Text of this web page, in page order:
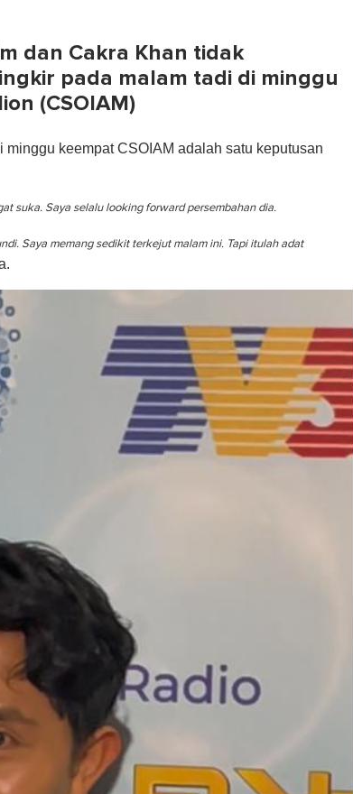
dan Cakra Khan tidak
pada malam tadi di minggu
(CSOIAM)
keempat CSOIAM adalah satu keputusan
suka. Saya selalu looking forward persembahan dia.
Saya memang sedikit terkejut malam ini. Tapi itulah adat